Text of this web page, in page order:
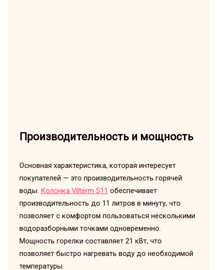
Производительность и мощность
Основная характеристика, которая интересует
покупателей — это производительность горячей
воды. Колонка Vilterm S11 обеспечивает
производительность до 11 литров в минуту, что
позволяет с комфортом пользоваться несколькими
водоразборными точками одновременно.
Мощность горелки составляет 21 кВт, что
позволяет быстро нагревать воду до необходимой
температуры.